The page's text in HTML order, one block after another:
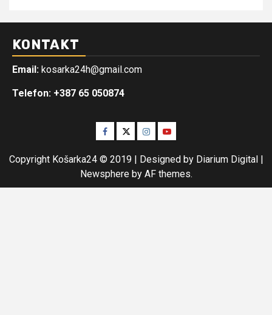
KONTAKT
Email: kosarka24h@gmail.com
Telefon: +387 65 050874
Facebook
TwitterInstagram
Youtube
Copyright Košarka24 © 2019 | Designed by Diarium Digital |
Newsphereby AF themes.